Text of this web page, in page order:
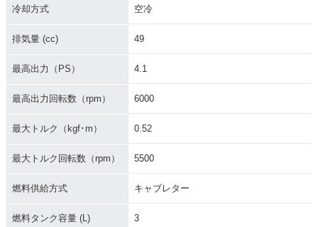
冷却方式 空冷
排気量 (cc) 49
最高出力（PS） 4.1
最高出力回転数（rpm） 6000
最大トルク（kgf･m） 0.52
最大トルク回転数（rpm） 5500
燃料供給方式 キャブレター
燃料タンク容量 (L) 3